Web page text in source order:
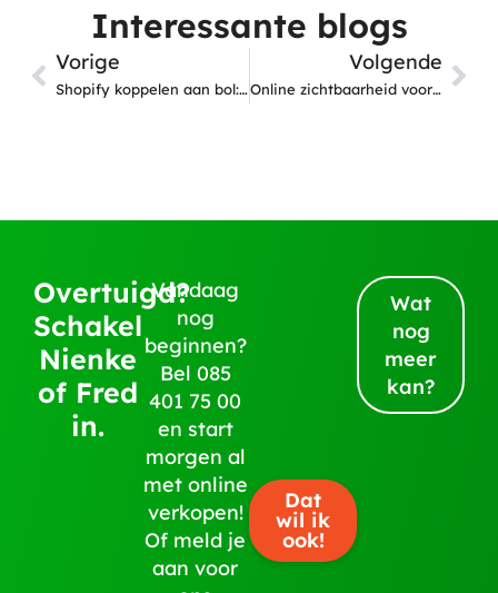
Interessante blogs
Vorige
Shopify koppelen aan bol: de complete oplossing
Volgende
Online zichtbaarheid voor winkeliers
Overtuigd?
Schakel
Nienke
of Fred
in.
Vandaag
nog
beginnen?
Bel 085
401 75 00
en start
morgen al
met online
verkopen!
Of meld je
aan voor
Dat
wil ik
ook!
Wat
nog
meer
kan?